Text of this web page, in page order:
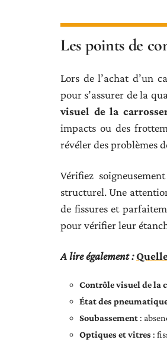
Les points de
Lors de l’achat d’un
pour s’assurer de la
visuel de la
impacts ou des
révéler des problèmes
Vérifiez
structurel. Une
de fissures et
pour vérifier leur
A lire également :
Contrôle visuel de la
État des
Soubassement :
Optiques et vitres :